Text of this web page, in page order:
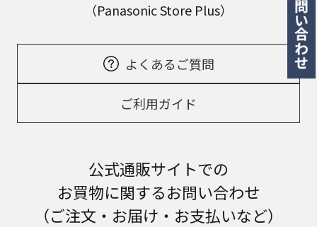
（Panasonic Store Plus）
よくあるご質問
ご利用ガイド
公式通販サイトでの
お買物に関するお問い合わせ
（ご注文・お届け・お支払いなど）